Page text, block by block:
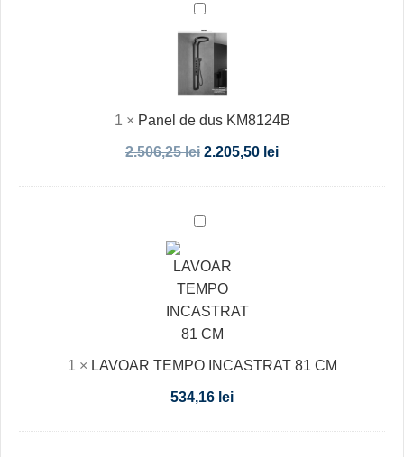
Panel
de
KM8124B
1 × Panel de dus KM8124B
2.506,25lei 2.205,50 lei
LAVOAR
INCASTRAT
81
CM
1 × LAVOAR TEMPO INCASTRAT 81 CM
534,16 lei